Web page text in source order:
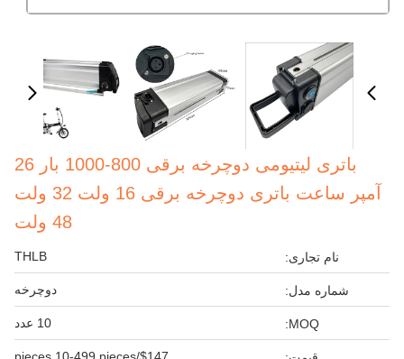
باتری لیتیومی دوچرخه برقی 800-1000 بار 26
آمپر ساعت باتری دوچرخه برقی 16 ولت 32 ولت
48 ولت
نام تجاری: THLB
شماره مدل: دوچرخه
MOQ: 10 عدد